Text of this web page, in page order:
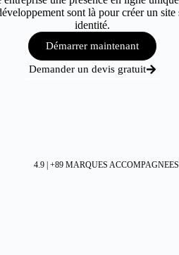
sont là pour créer un
identité.
Démarrer maintenant
Demander un devis gratuit
4.9 | +89 MARQUES ACCOMPAGNEES